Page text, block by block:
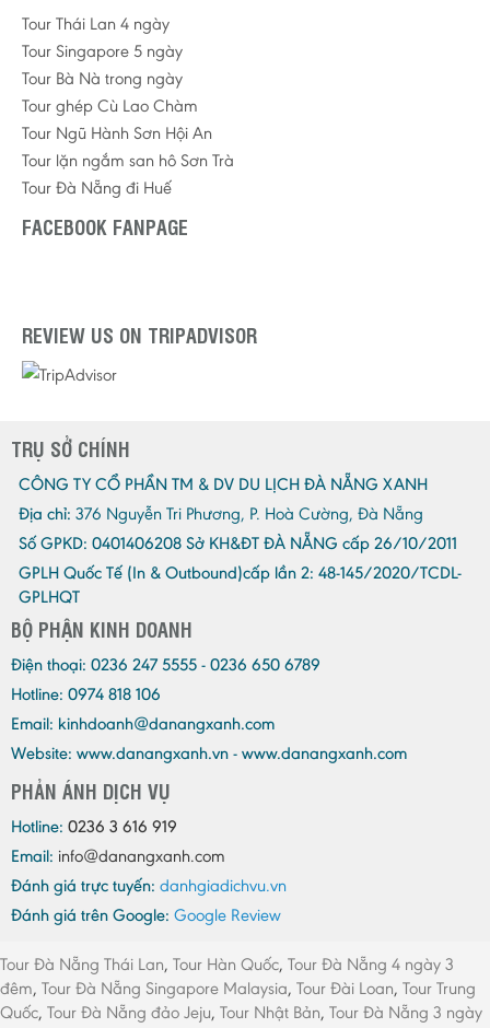
Tour Thái Lan 4 ngày
Tour Singapore 5 ngày
Tour Bà Nà trong ngày
Tour ghép Cù Lao Chàm
Tour Ngũ Hành Sơn Hội An
Tour lặn ngắm san hô Sơn Trà
Tour Đà Nẵng đi Huế
FACEBOOK FANPAGE
REVIEW US ON TRIPADVISOR
TRỤ SỞ CHÍNH
CÔNG TY CỔ PHẦN TM & DV DU LỊCH ĐÀ NẴNG XANH
Địa chỉ: 376 Nguyễn Tri Phương, P. Hoà Cường, Đà Nẵng
Số GPKD: 0401406208 Sở KH&ĐT ĐÀ NẴNG cấp 26/10/2011
GPLH Quốc Tế (In & Outbound)cấp lần 2: 48-145/2020/TCDL-
GPLHQT
BỘ PHẬN KINH DOANH
Điện thoại: 0236 247 5555 - 0236 650 6789
Hotline: 0974 818 106
Email: kinhdoanh@danangxanh.com
Website: www.danangxanh.vn - www.danangxanh.com
PHẢN ÁNH DỊCH VỤ
Hotline: 0236 3 616 919
Email: info@danangxanh.com
Đánh giá trực tuyến: danhgiadichvu.vn
Đánh giá trên Google: Google Review
Tour Đà Nẵng Thái Lan, Tour Hàn Quốc, Tour Đà Nẵng 4 ngày 3
đêm, Tour Đà Nẵng Singapore Malaysia, Tour Đài Loan, Tour Trung
Quốc, Tour Đà Nẵng đảo Jeju, Tour Nhật Bản, Tour Đà Nẵng 3 ngày